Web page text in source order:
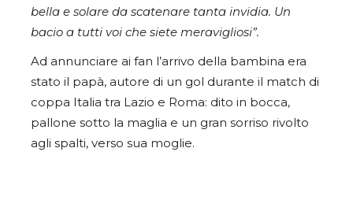
bella e solare da scatenare tanta invidia. Un
bacio a tutti voi che siete meravigliosi”.
Ad annunciare ai fan l’arrivo della bambina era
stato il papà, autore di un gol durante il match di
coppa Italia tra Lazio e Roma: dito in bocca,
pallone sotto la maglia e un gran sorriso rivolto
agli spalti, verso sua moglie.